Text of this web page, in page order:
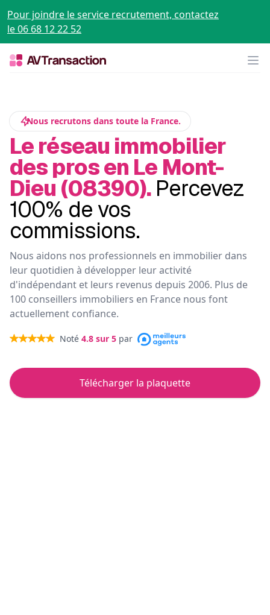
Pour joindre le service recrutement, contactez
le 06 68 12 22 52
Nous recrutons dans toute la France.
Le réseau immobilier
des pros en Le Mont-
Dieu (08390). Percevez
100% de vos
commissions.
Nous aidons nos professionnels en immobilier dans
leur quotidien à développer leur activité
d'indépendant et leurs revenus depuis 2006. Plus de
100 conseillers immobiliers en France nous font
actuellement confiance.
Noté 4.8 sur 5 par
Télécharger la plaquette